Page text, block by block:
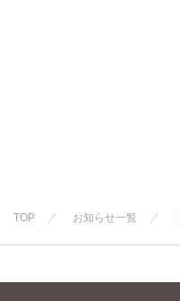
TOP お知らせ一覧